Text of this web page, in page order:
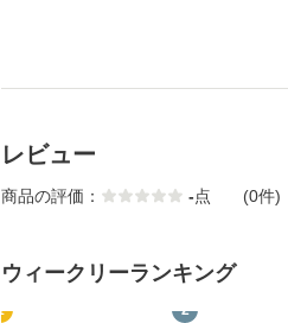
レビュー
商品の評価： -点 (0件)
ウィークリーランキング
1 2